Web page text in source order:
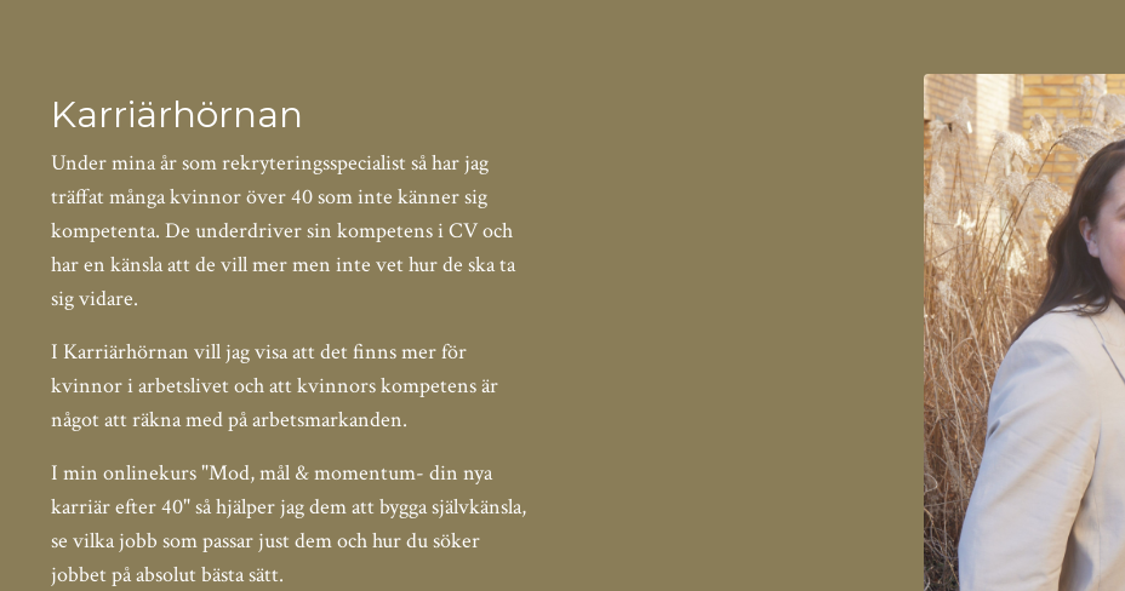
Karriärhörnan
Under mina år som rekryteringsspecialist så har jag
träffat många kvinnor över 40 som inte känner sig
kompetenta. De underdriver sin kompetens i CV och
har en känsla att de vill mer men inte vet hur de ska ta
sig vidare.
I Karriärhörnan vill jag visa att det finns mer för
kvinnor i arbetslivet och att kvinnors kompetens är
något att räkna med på arbetsmarkanden.
I min onlinekurs "Mod, mål & momentum- din nya
karriär efter 40" så hjälper jag dem att bygga självkänsla,
se vilka jobb som passar just dem och hur du söker
jobbet på absolut bästa sätt.